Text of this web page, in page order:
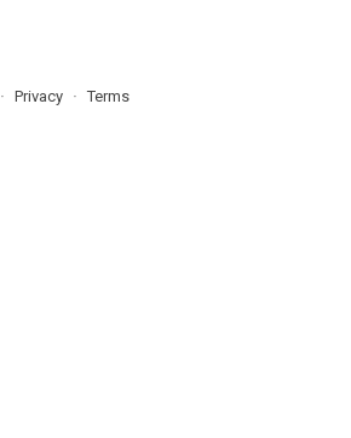
Privacy Terms